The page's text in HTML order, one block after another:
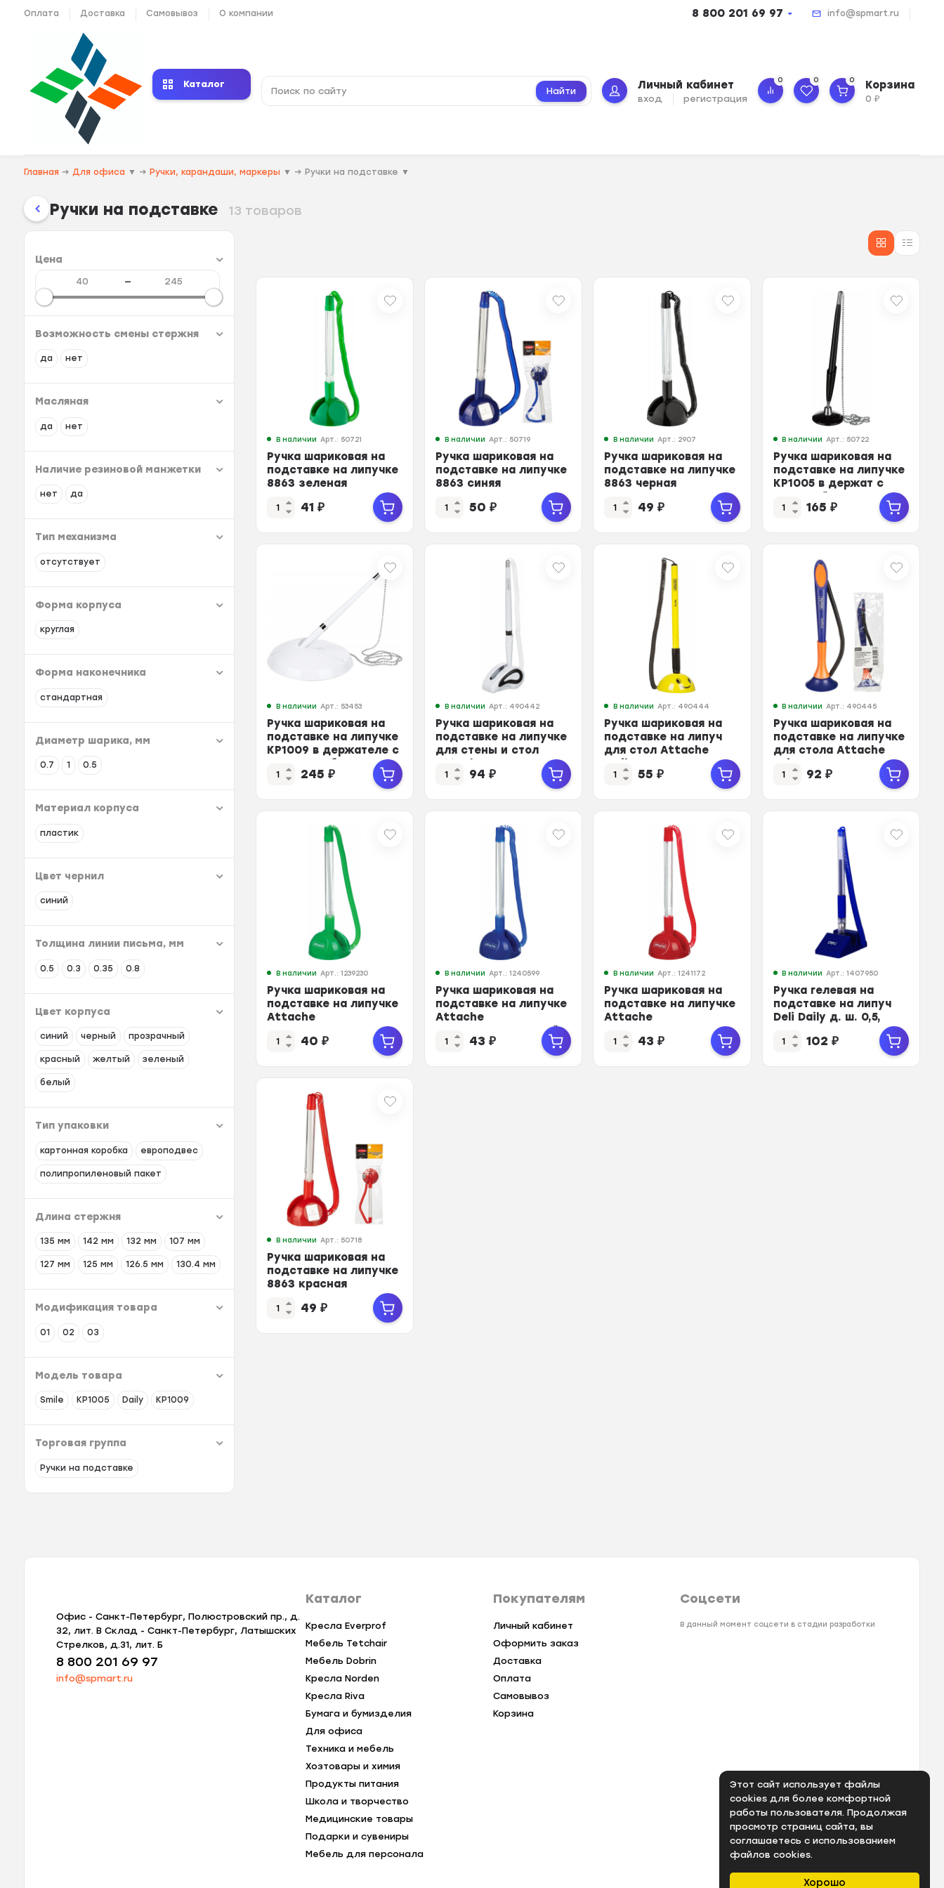
Хорошо
Этот сайт использует файлы
cookies для более комфортной
работы пользователя. Продолжая
просмотр страниц сайта, вы
соглашаетесь с использованием
файлов cookies.
Оплата Доставка Самовывоз О компании 8 800 201 69 97 info@spmart.ru
Каталог
Найти Личный кабинет
вход регистрация
0 0 0 Корзина
0₽
Главная → Для офиса ▼ → Ручки, карандаши, маркеры ▼ → Ручки на подставке ▼
Ручки на подставке 13 товаров
Цена
—
Возможность смены стержня
да нет
Масляная
да нет
Наличие резиновой манжетки
нет да
Тип механизма
отсутствует
Форма корпуса
круглая
Форма наконечника
стандартная
Диаметр шарика, мм
0.7 1 0.5
Материал корпуса
пластик
Цвет чернил
синий
Толщина линии письма, мм
0.5 0.3 0.35 0.8
Цвет корпуса
синий черный прозрачный
красный желтый зеленый
белый
Тип упаковки
картонная коробка европодвес
полипропиленовый пакет
Длина стержня
135 мм 142 мм 132 мм 107 мм
127 мм 125 мм 126.5 мм 130.4 мм
Модификация товара
01 02 03
Модель товара
Smile KP1005 Daily KP1009
Торговая группа
Ручки на подставке
В наличии Арт.: 50721
Ручка шариковая на
подставке на липучке
8863 зеленая
41 ₽
В наличии Арт.: 50719
Ручка шариковая на
подставке на липучке
8863 синяя
50 ₽
В наличии Арт.: 2907
Ручка шариковая на
подставке на липучке
8863 черная
49 ₽
В наличии Арт.: 50722
Ручка шариковая на
подставке на липучке
KP1005 в держат с
165₽
В наличии Арт.: 53453
Ручка шариковая на
подставке на липучке
KP1009 в держателе с
245 ₽
В наличии Арт.: 490442
Ручка шариковая на
подставке на липучке
для стены и стол
Attache син,син.ст
94 ₽
В наличии Арт.: 490444
Ручка шариковая на
подставке на липуч
для стол Attache
Smile желтая,син.ст
55 ₽
В наличии Арт.: 490445
Ручка шариковая на
подставке на липучке
для стола Attache
92₽
В наличии Арт.: 1239230
Ручка шариковая на
подставке на липучке
Attache
син.стержень, зел
корпус40 ₽
В наличии Арт.: 1240599
Ручка шариковая на
подставке на липучке
Attache
син.стержень, синий
корпус43 ₽
В наличии Арт.: 1241172
Ручка шариковая на
подставке на липучке
Attache
син.стержень, красн
корпус43 ₽
В наличии Арт.: 1407950
Ручка гелевая на
подставке на липуч
Deli Daily д. ш. 0,5,
102₽
В наличии Арт.: 50718
Ручка шариковая на
подставке на липучке
8863 красная
49 ₽
Офис - Санкт-Петербург, Полюстровский пр., д.
32, лит. В Склад - Санкт-Петербург, Латышских
Стрелков, д.31, лит. Б
8 800 201 69 97
info@spmart.ru
Каталог
Кресла Everprof
Мебель Tetchair
Мебель Dobrin
Кресла Norden
Кресла Riva
Бумага и бумизделия
Для офиса
Техника и мебель
Хозтовары и химия
Продукты питания
Школа и творчество
Медицинские товары
Подарки и сувениры
Мебель для персонала
Покупателям
Личный кабинет
Оформить заказ
Доставка
Оплата
Самовывоз
Корзина
Соцсети
В данный момент соцсети в стадии разработки